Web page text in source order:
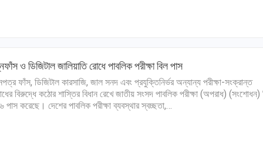
ও ডিজিটাল জালিয়াতি রোধে পাবলিক পরীক্ষা বিল পাস
ফাঁস, ডিজিটাল কারসাজি, জাল সনদ এবং প্রযুক্তিনির্ভর অন্যান্য পরীক্ষা-সংক্রান্ত
বিরুদ্ধে কঠোর শাস্তির বিধান রেখে জাতীয় সংসদ পাবলিক পরীক্ষা (অপরাধ) (সংশোধন)
পাস করেছে। দেশের পাবলিক পরীক্ষা ব্যবস্থার স্বচ্ছতা,…